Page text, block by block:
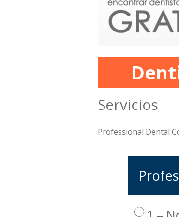
Servicios
Professional Dental